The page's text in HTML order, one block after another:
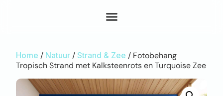
Home / Natuur / Strand & Zee / Fotobehang
Tropisch Strand met Kalksteenrots en Turquoise Zee